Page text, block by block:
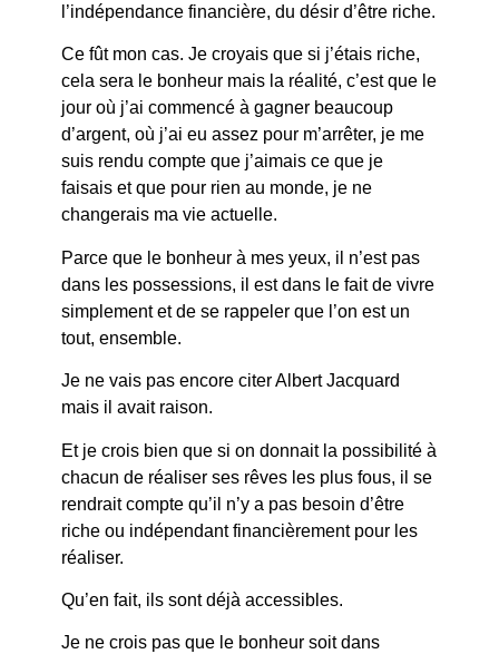
l’indépendance financière, du désir d’être riche.
Ce fût mon cas. Je croyais que si j’étais riche,
cela sera le bonheur mais la réalité, c’est que le
jour où j’ai commencé à gagner beaucoup
d’argent, où j’ai eu assez pour m’arrêter, je me
suis rendu compte que j’aimais ce que je
faisais et que pour rien au monde, je ne
changerais ma vie actuelle.
Parce que le bonheur à mes yeux, il n’est pas
dans les possessions, il est dans le fait de vivre
simplement et de se rappeler que l’on est un
tout, ensemble.
Je ne vais pas encore citer Albert Jacquard
mais il avait raison.
Et je crois bien que si on donnait la possibilité à
chacun de réaliser ses rêves les plus fous, il se
rendrait compte qu’il n’y a pas besoin d’être
riche ou indépendant financièrement pour les
réaliser.
Qu’en fait, ils sont déjà accessibles.
Je ne crois pas que le bonheur soit dans